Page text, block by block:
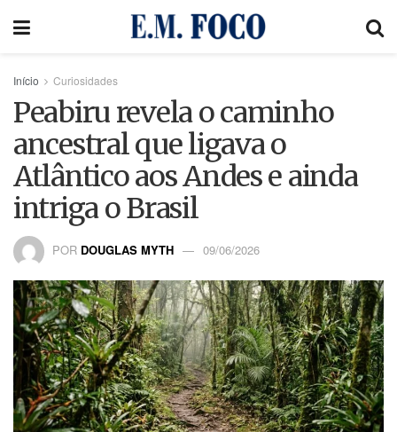
Início Curiosidades
Peabiru revela o caminho
ancestral que ligava o
Atlântico aos Andes e ainda
intriga o Brasil
POR DOUGLAS MYTH 09/06/2026